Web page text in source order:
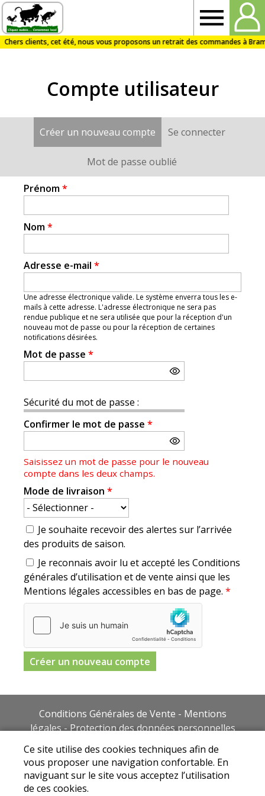
Audois
Compte utilisateur
Onglets
principaux
Créer un nouveau compte (onglet actif)
Se connecter
Mot de passe oublié
Prénom*
Nom*
Adresse e-mail *
Une adresse électronique valide. Le système enverra tous les e-
mails à cette adresse. L'adresse électronique ne sera pas
rendue publique et ne sera utilisée que pour la réception d'un
nouveau mot de passe ou pour la réception de certaines
notifications désirées.
Mot de passe *
Sécurité du mot de passe :
Confirmer le mot de passe *
Saisissez un mot de passe pour le nouveau
compte dans les deux champs.
Mode de livraison *
Je souhaite recevoir des alertes sur l’arrivée
des produits de saison.
Je reconnais avoir lu et accepté les Conditions
générales d’utilisation et de vente ainsi que les
Mentions légales accessibles en bas de page. *
Conditions Générales de Vente - Mentions
légales-Protection des données personnelles
Ce site utilise des cookies afin de vous proposer
une navigation confortable et rapide. En
naviguant sur le site vous acceptez l'utilisation
de ces cookies.
Ce site utilise des cookies techniques afin de
vous proposer une navigation confortable. En
naviguant sur le site vous acceptez l’utilisation
de ces cookies.